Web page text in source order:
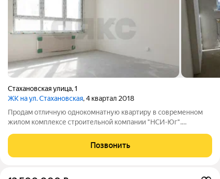
Стахановская улица,1
ЖК на ул. Стахановская, 4 квартал 2018
Продам отличную однокомнатную квартиру в современном
жилом комплексе строительной компании "НСИ-Юг".
коридор с возможностью оборудовать вместительную
гардеробную. Внутри будет качественная
Позвонить